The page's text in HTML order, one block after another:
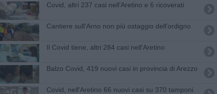
Covid, altri 237 casi nell'Aretino e 6 ricoverati
Cantiere sull'Arno non più ostaggio dell'ordigno
Il Covid tiene, altri 284 casi nell'Aretino
Balzo Covid, 419 nuovi casi in provincia di Arezzo
Covid, nell'Aretino 66 nuovi casi su 370 tamponi